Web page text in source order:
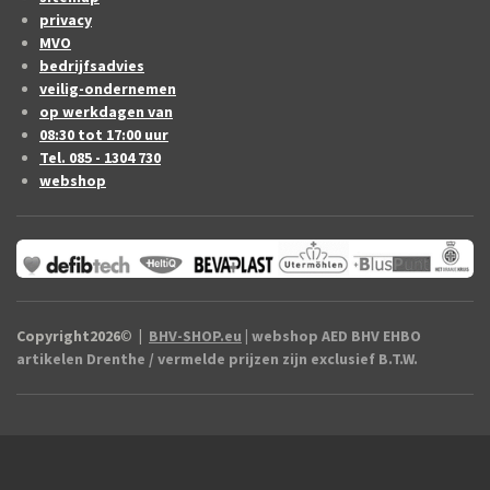
privacy
MVO
bedrijfsadvies
veilig-ondernemen
op werkdagen van
08:30 tot 17:00 uur
Tel. 085 - 1304 730
webshop
Copyright2026© | BHV-SHOP.eu | webshop AED BHV EHBO
artikelen Drenthe / vermelde prijzen zijn exclusief B.T.W.